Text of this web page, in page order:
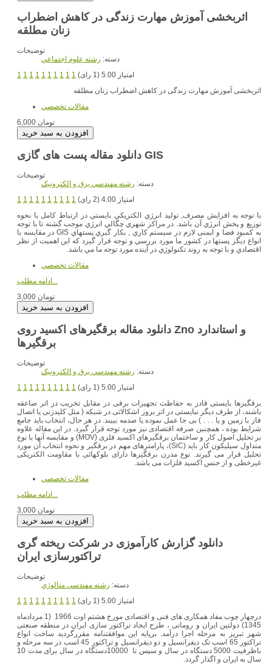
اثربخشی آموزش مهارت زندگی در کاهش اضطراب
زنان مطلقه
توضیحات
دسته: رشته علوم اجتماعي
1 1 1 1 1 1 1 1 1 1
امتیاز 5.00 (1 رای)
اثربخشی آموزش مهارت زندگی در کاهش اضطراب زنان مطلقه
مقالات تخصصي
6,000 تومان
دانلود مقاله پست های گازی GIS
توضیحات
دسته: رشته مهندسي برق و الکترونيک
1 1 1 1 1 1 1 1 1 1
امتیاز 4.00 (2 رای)
با توجه به افزايش مصرف, توليد انرژي الكتريكي بايستي در ارتباط كامل با نحوه
توزيع و پخش انرژي آن باشد. در مراكز شهري چگالي انرژي موجب گشته تا با توجه
به كمبود فضا و ايمنی لازم در سيستم كاري , بكار گيري پستهاي GIS در مقايسه با
انواع ديگر پستها در كشور ما مورد بررسي و توجه قرار گيرد كه اين اهميت از نظر
اقتصادي و با توجه به روند تكنولوژي در آينده مورد توجه ما مي باشد.
مقالات تخصصي
ادامه مطلب...
3,000 تومان
دانلود مقاله برقگیرهای اکسید روی Zno و استاندارد
برقگیرها
توضیحات
دسته: رشته مهندسي برق و الکترونيک
1 1 1 1 1 1 1 1 1 1
امتیاز 5.00 (1 رای)
برقگیرها بایستی قادر به حفاظت تجهیزات برقی در مقابل تخریب در اثر صاعقه
باشند، از طرف دیگر نبایستی در اثر بروز اشکالاتی در شبکه ( مثل کلیدزنی یا اتصال
فاز با زمین و یا . . . ) بی جا عمل نموده یا صدمه ببیند. در هر حال، انتخاب باید جامع
شرایط بوده ، همچنین صرفه اقتصادی نیز مورد توجه قرار گیرد. در این مقاله علاوه
بر تحلیل اصول کار و ساختمان برقگیرهای اکسید فلزی (MOV) و مقایسه آنها با نوع
متداول سیلیکون کار باید (SiC)، پارامترهای مهم در برقگیر و نحوه انتخاب آن مورد
تحلیل قرار می گیرند. نوع مدرن برقگیرها دارای بلوکهائی با مقاومت الکتریکی
غیرخطی و از جنس اکسید فلزات می باشد.
مقالات تخصصي
ادامه مطلب...
3,000 تومان
دانلود گزارش کارآموزی در شرکت ریخته گری
تراکتورسازی ایران
توضیحات
دسته: رشته مهندسي متالوژي
1 1 1 1 1 1 1 1 1 1
امتیاز 5.00 (1 رای)
درچهار چوب مفاد همکاری های فنی و اقتصادی مورخ هشتم اوت 1966 (1 مردادماه
1345) دولتین ایران و رومانی ، طرح ایجاد تراکتور سازی ایران در منطقه صنعتی
شهر تبریز به مرحله اجرا درآمد. برپایه این موافقتنامه مقررگردید ساخت انواع
تراکتور 65 اسب تک دیفرانسیل و دو دیفرانسیل و تراکتور 45 اسب در سه مرحله و
باظرفیت 5000 دستگاه در سال و سپس تا 10000دستگاه در سال برای مدت 10
سال به ایران و اگذار گردد.